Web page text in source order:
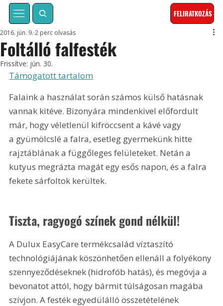
FELIRATKOZÁS
Foltálló falfesték
2016. jún. 9. 2 perc olvasás
Frissítve: jún. 30.
Támogatott tartalom
Falaink a használat során számos külső hatásnak
vannak kitéve. Bizonyára mindenkivel előfordult
már, hogy véletlenül kifröccsent a kávé vagy
a gyümölcslé a falra, esetleg gyermekünk hitte
rajztáblának a függőleges felületeket. Netán a
kutyus megrázta magát egy esős napon, és a falra
fekete sárfoltok kerültek.
Tiszta, ragyogó színek gond nélkül!
A Dulux EasyCare termékcsalád víztaszító
technológiájának köszönhetően ellenáll a folyékony
szennyeződéseknek (hidrofób hatás), és megóvja a
bevonatot attól, hogy bármit túlságosan magába
szívjon. A festék egyedülálló összetételének